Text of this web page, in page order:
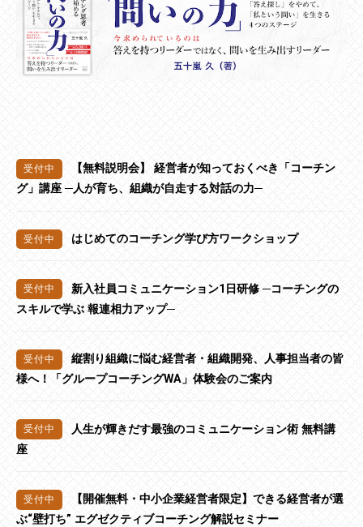
【無料説明会】 経営者が知っておくべき「コーチン
グ」講座 ─人が育ち、組織が自走する対話の力─
はじめてのコーチング学び方ワークショップ
新入社員コミュニケーション1日研修 ─コーチングの
スキルで学ぶ 報連相力アップ─
縦割り組織に悩む経営者・組織開発、人事担当者の皆
様へ！「グループコーチングWA」体験会のご案内
人生が輝きだす最強のコミュニケーション術 無料講
座
【開催無料・中小企業経営者限定】できる経営者が選
ぶ“壁打ち” エグゼクティブコーチング解説セミナー